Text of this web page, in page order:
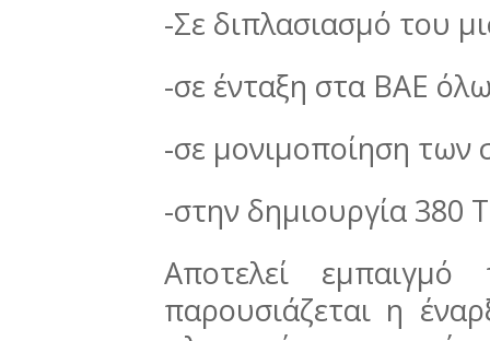
-Σε διπλασιασμό του
-σε ένταξη στα ΒΑΕ
-σε μονιμοποίηση
-στην δημιουργία 380
Αποτελεί
παρουσιάζεται η